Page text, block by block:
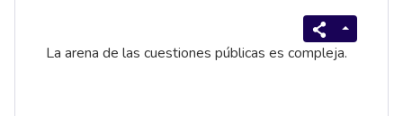
La arena de las cuestiones públicas es compleja.